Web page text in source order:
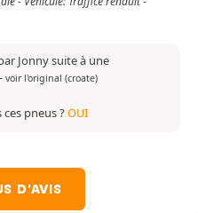
Jonny suite à une
- voir l'original (croate)
pneus ?OUI
D'AVIS